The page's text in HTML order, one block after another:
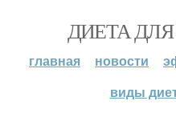
ДИЕТА
главная новости
виды